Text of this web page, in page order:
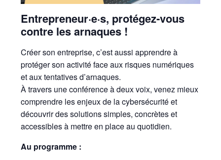
Entrepreneur·e·s, protégez-vous
contre les arnaques !
Créer son entreprise, c’est aussi apprendre à
protéger son activité face aux risques numériques
et aux tentatives d’arnaques.
À travers une conférence à deux voix, venez mieux
comprendre les enjeux de la cybersécurité et
découvrir des solutions simples, concrètes et
accessibles à mettre en place au quotidien.
Au programme :